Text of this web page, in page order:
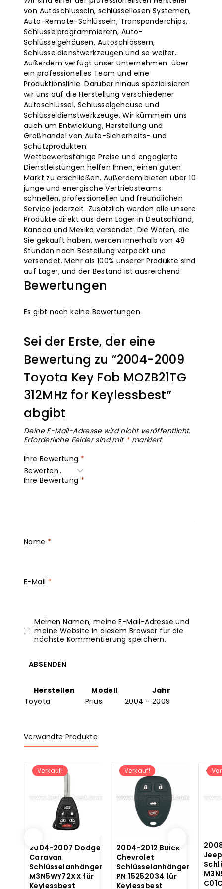
von Autoschlüsseln, schlüssellosen Systemen,
Auto-Remote-Schlüsseln, Transponderchips,
Schlüsselprogrammierern, Auto-
Schlüsselgehäusen, Autoschlössern,
Schlüsseldienstwerkzeugen und so weiter.
Außerdem verfügt unser Unternehmen über
ein professionelles Team und eine
Produktionslinie. Darüber hinaus spezialisieren
wir uns auf die Herstellung verschiedener
Autoschlüssel, Schlüsselgehäuse und
Schlüsseldienstwerkzeuge. Wir kümmern uns
auch um Entwicklung, Herstellung und
Großhandel von Auto-Sicherheits- und
Schutzprodukten.
Wettbewerbsfähige Preise und engagierte
Dienstleistungen helfen Ihnen, einen guten
Markt zu erschließen. Außerdem bieten über 10
junge und energische Vertriebsteams
schnellen, professionellen und freundlichen
Service jederzeit. Zusätzlich werden alle unsere
Produkte direkt aus dem Lager in Deutschland,
Kanada und Mexiko versendet. Die Waren, die
Sie gekauft haben, werden innerhalb von 48
Stunden nach Bestellung verpackt und
versendet. Mehr als 100% unserer Produkte sind
auf Lager, und der Bestand ist ausreichend.
Bewertungen
Es gibt noch keine Bewertungen.
Sei der Erste, der eine
Bewertung zu “2004-2009
Toyota Key Fob MOZB21TG
312MHz for Keylessbest”
abgibt
Deine E-Mail-Adresse wird nicht veröffentlicht.
Erforderliche Felder sind mit *markiert
Ihre Bewertung *
Ihre Bewertung *
Name *
E-Mail *
Meinen Namen, meine E-Mail-Adresse und
meine Website in diesem Browser für die
nächste Kommentierung speichern.
Herstellen Modell
Jahr
Toyota
Prius 2004 - 2009
Verwandte Produkte
Verkauf!
2004-2007 Dodge
Caravan
Schlüsselanhänger
M3N5WY72XX für
Keylessbest
Verkauf!
2004-2012 Buick
Chevrolet
Schlüsselanhänger
PN 15252034 für
Keylessbest
Jeep